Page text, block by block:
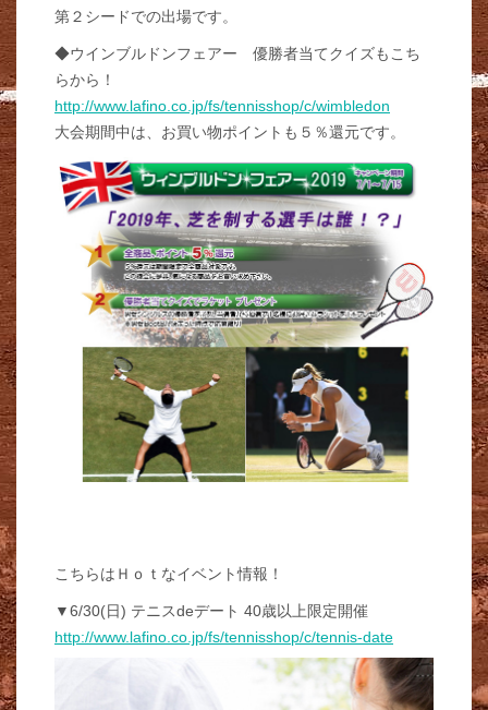
第２シードでの出場です。
◆ウインブルドンフェアー 優勝者当てクイズもこち
らから！
http://www.lafino.co.jp/fs/tennisshop/c/wimbledon
大会期間中は、お買い物ポイントも５％還元です。
こちらはＨｏｔなイベント情報！
▼6/30(日) テニスdeデート 40歳以上限定開催
http://www.lafino.co.jp/fs/tennisshop/c/tennis-date